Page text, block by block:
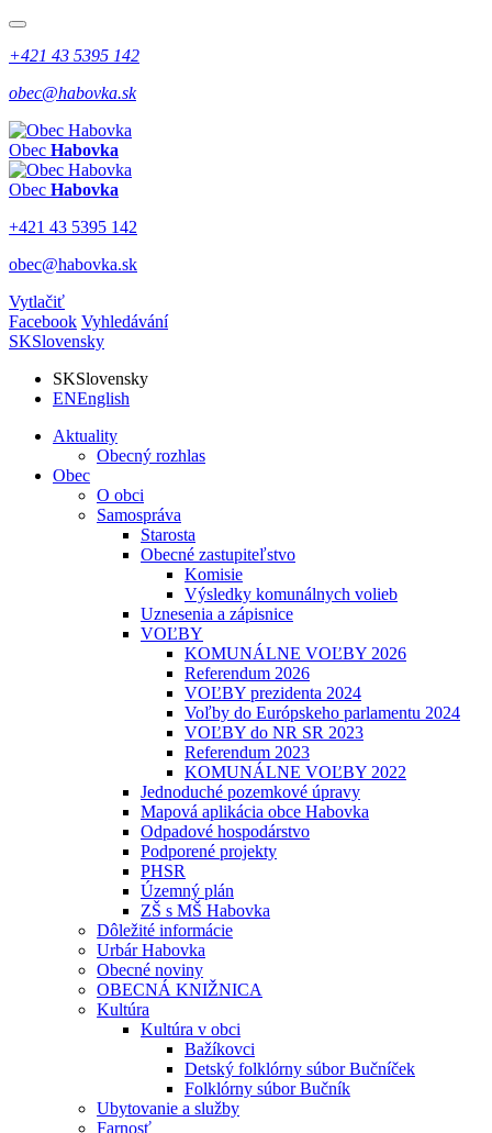
+421 43 5395 142
obec@habovka.sk
Obec Habovka
Obec Habovka
+421 43 5395 142
obec@habovka.sk
Vytlačiť
Facebook Vyhledávání
SKSlovensky
SKSlovensky
ENEnglish
Aktuality
Obecný rozhlas
Obec
O obci
Samospráva
Starosta
Obecné zastupiteľstvo
Komisie
Výsledky komunálnych volieb
Uznesenia a zápisnice
VOĽBY
KOMUNÁLNE VOĽBY 2026
Referendum 2026
VOĽBY prezidenta 2024
Voľby do Európskeho parlamentu 2024
VOĽBY do NR SR 2023
Referendum 2023
KOMUNÁLNE VOĽBY 2022
Jednoduché pozemkové úpravy
Mapová aplikácia obce Habovka
Odpadové hospodárstvo
Podporené projekty
PHSR
Územný plán
ZŠ s MŠ Habovka
Dôležité informácie
Urbár Habovka
Obecné noviny
OBECNÁ KNIŽNICA
Kultúra
Kultúra v obci
Bažíkovci
Detský folklórny súbor Bučníček
Folklórny súbor Bučník
Ubytovanie a služby
Farnosť